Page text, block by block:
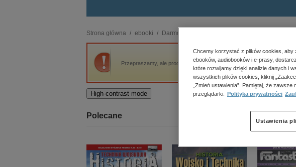
budownictwo, aranżacja wnętrz
biznesowe, branżowe, gospodarka
darmowe wydania
edukacja
kobiece, lifestyle, kultura
polityka,
psychologiczne
inne
popularno-
historia
zdrowie
religie
Strona główna ebooki Darmowe ebooki
Przepraszamy, ale produkt „Cedr” nie jest dostępny.
High-contrast mode
Polecane
Chcemy korzystać z plików cookies, aby
ebooków, audiobooków i e-prasy,
które rozwijamy dzięki analizie danych i
wszystkich plików cookies, kliknij
„Zmień ustawienia”. Pamiętaj, że
przeglądarki.
Polityka prywatności
Ustawienia